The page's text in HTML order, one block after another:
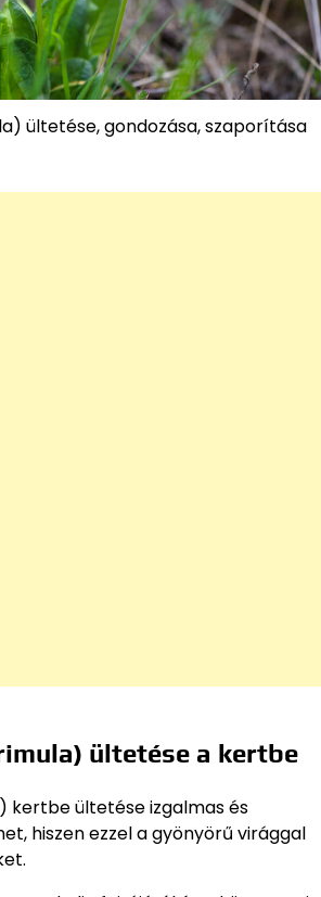
ültetése, gondozása, szaporítása
ültetése a kertbe
kertbe ültetése izgalmas és
hiszen ezzel a gyönyörű virággal